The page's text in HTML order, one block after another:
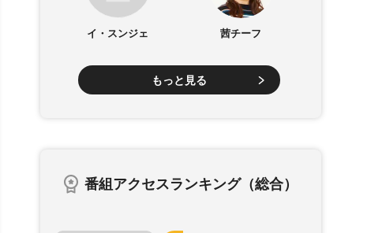
イ・スンジェ 茜チーフ
もっと見る
番組アクセスランキング（総合）